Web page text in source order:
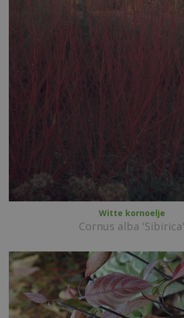
Witte kornoelje
Cornus alba 'Sibirica'